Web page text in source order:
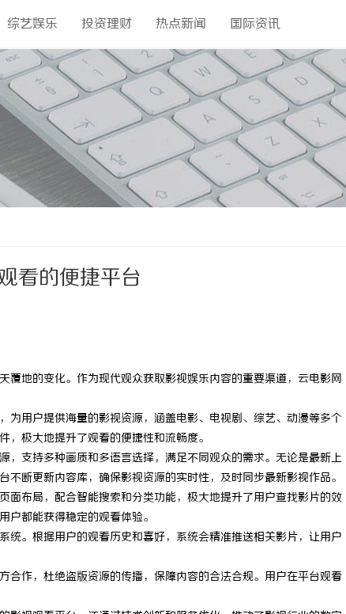
综艺娱乐 投资理财 热点新闻 国际资讯
看的便捷平台
覆地的变化。作为现代观众获取影视娱乐内容的重要渠道，云电影网
为用户提供海量的影视资源，涵盖电影、电视剧、综艺、动漫等多个
极大地提升了观看的便捷性和流畅度。
，支持多种画质和多语言选择，满足不同观众的需求。无论是最新上
断更新内容库，确保影视资源的实时性，及时同步最新影视作品。
面布局，配合智能搜索和分类功能，极大地提升了用户查找影片的效
户都能获得稳定的观看体验。
。根据用户的观看历史和喜好，系统会精准推送相关影片，让用户
合作，杜绝盗版资源的传播，保障内容的合法合规。用户在平台观看